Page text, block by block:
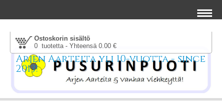
Ostoskorin sisältö
0 tuotetta - Yhteensä 0.00 €
Arjen Aarteita yli 10-vuotta - since
2013!